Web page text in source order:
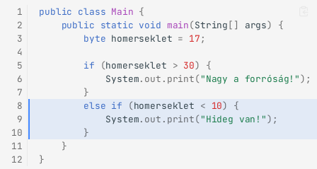
1
2
3
4
5
6
7
8
9
10
11
12
public class Main {
public static void main(String [] args)
{
byte homerseklet = 17 ;
if (homerseklet > 30)
{
System. out . print( "Nagy a forróság!");
}
else if (homerseklet < 10)
{
System. out . print( "Hideg van!");
}
}
}